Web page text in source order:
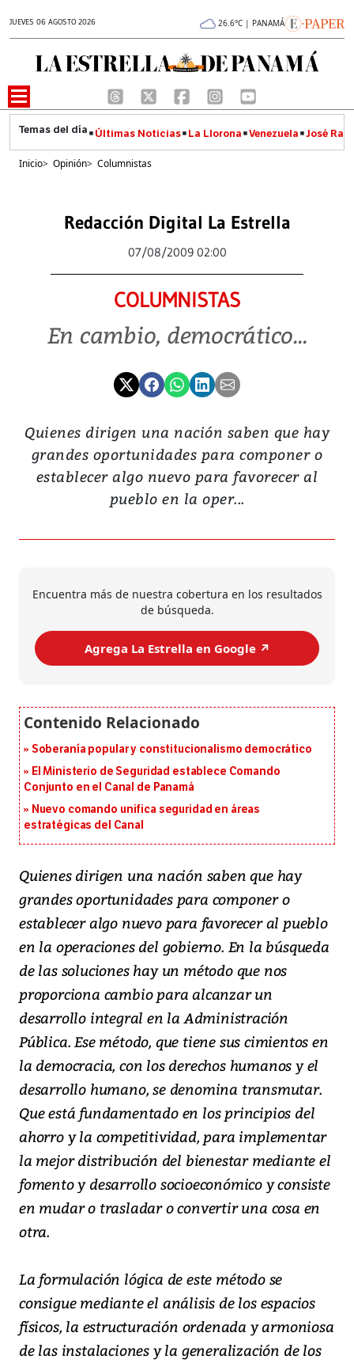
JUEVES 06 AGOSTO 2026 26.6°C | PANAMÁ
Últimas Noticias La Llorona Venezuela José
Inicio> Opinión> Columnistas
Redacción Digital La Estrella
07/08/2009 02:00
COLUMNISTAS
En cambio, democrático...
Quienes dirigen una nación saben que hay
grandes oportunidades para componer o
establecer algo nuevo para favorecer al
pueblo en la oper...
Encuentra más de nuestra cobertura en los resultados
de búsqueda.
Agrega La Estrella en Google ↗️
Soberanía popular y constitucionalismo democrático
El Ministerio de Seguridad establece Comando
Conjunto en el Canal de Panamá
Nuevo comando unifica seguridad en áreas
estratégicas del Canal
Quienes dirigen una nación saben que hay
grandes oportunidades para componer o
establecer algo nuevo para favorecer al pueblo
en la operaciones del gobierno. En la búsqueda
de las soluciones hay un método que nos
proporciona cambio para alcanzar un
desarrollo integral en la Administración
Pública. Ese método, que tiene sus cimientos en
la democracia, con los derechos humanos y el
desarrollo humano, se denomina transmutar.
Que está fundamentado en los principios del
ahorro y la competitividad, para implementar
la mejor distribución del bienestar mediante el
fomento y desarrollo socioeconómico y consiste
en mudar o trasladar o convertir una cosa en
otra.
La formulación lógica de este método se
consigue mediante el análisis de los espacios
físicos, la estructuración ordenada y armoniosa
de las instalaciones y la generalización de los